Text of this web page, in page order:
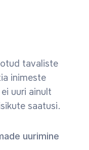
tavaliste
inimeste
uuri ainult
saatusi.
uurimine